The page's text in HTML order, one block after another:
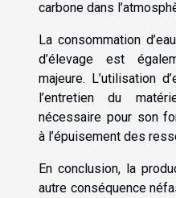
carbone dans
La consommation
d’élevage est
majeure. L’utilisation
l’entretien du
nécessaire pour son
à l’épuisement des
En conclusion, la
autre conséquence